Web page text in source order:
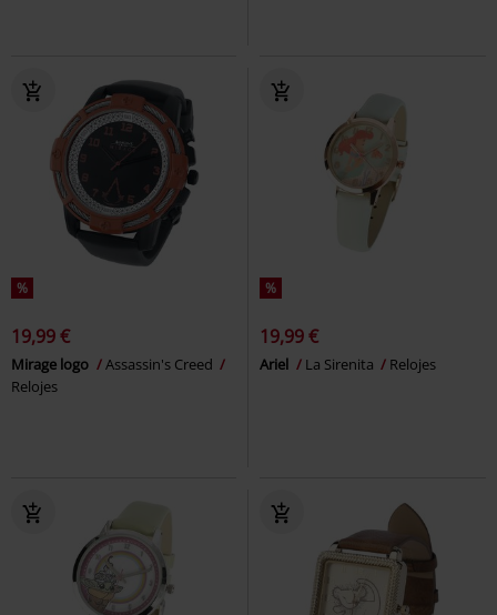
%
19,99 €
Mirage logo
Assassin's Creed
Relojes
%
19,99 €
Ariel La Sirenita Relojes